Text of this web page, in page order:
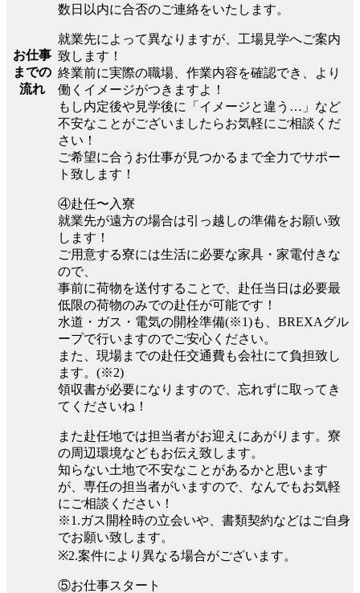
お仕事
までの
流れ
数日以内に合否のご連絡をいたします。
就業先によって異なりますが、工場見学へご案内
致します！
終業前に実際の職場、作業内容を確認でき、より
働くイメージがつきますよ！
もし内定後や見学後に「イメージと違う…」など
不安なことがございましたらお気軽にご相談くだ
さい！
ご希望に合うお仕事が見つかるまで全力でサポー
ト致します！
④赴任〜入寮
就業先が遠方の場合は引っ越しの準備をお願い致
します！
ご用意する寮には生活に必要な家具・家電付きな
ので、
事前に荷物を送付することで、赴任当日は必要最
低限の荷物のみでの赴任が可能です！
水道・ガス・電気の開栓準備(※1)も、BREXAグル
ープで行いますのでご安心ください。
また、現場までの赴任交通費も会社にて負担致し
ます。(※2)
領収書が必要になりますので、忘れずに取ってき
てくださいね！
また赴任地では担当者がお迎えにあがります。寮
の周辺環境などもお伝え致します。
知らない土地で不安なことがあるかと思います
が、専任の担当者がいますので、なんでもお気軽
にご相談ください！
※1.ガス開栓時の立会いや、書類契約などはご自身
でお願い致します。
※2.案件により異なる場合がございます。
⑤お仕事スタート